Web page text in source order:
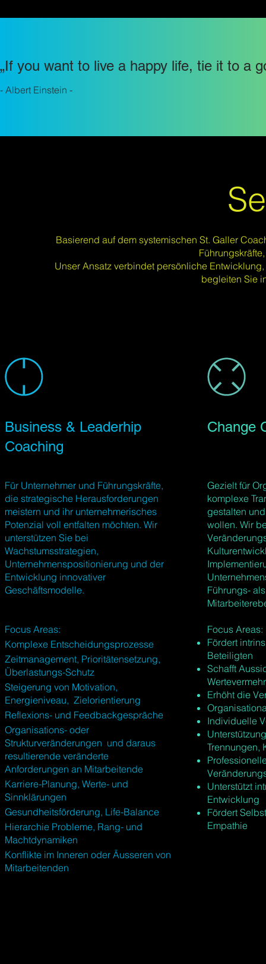
„If you want to live a happy life, tie it to a
- Albert Einstein -
Basierend auf dem systemischen St. Galler
Unser Ansatz verbindet persönliche
begleiten Sie
Business & Leaderhip
Coaching
Für Unternehmer und Führungskräfte,
die strategische Herausforderungen
meistern und ihr unternehmerisches
Potenzial voll entfalten möchten. Wir
unterstützen Sie bei
Wachstumsstrategien,
Unternehmenspositionierung und der
Entwicklung innovativer
Geschäftsmodelle.
Focus Areas:
​Komplexe Entscheidungsprozesse
Zeitmanagement, Prioritätensetzung,
Überlastungs-Schutz
Steigerung von Motivation,
Energieniveau, Zielorientierung
Reflexions- und Feedbackgespräche
Organisations- oder
Strukturveränderungen und daraus
resultierende veränderte
Anforderungen an Mitarbeitende
Karriere-Planung, Werte- und
Sinnklärungen
Gesundheitsförderung, Life-Balance
Hierarchie Probleme, Rang- und
Machtdynamiken
Konflikte im Inneren oder Äusseren von
Mitarbeitenden​
Change
Gezielt für
komplexe
gestalten
wollen. Wir
Führungs-
Focus Areas:
Fördert
Beteiligten
Schafft
Erhöht die
Individuelle
Trennungen,
Unterstützt
Entwicklung
Fördert
Empathie